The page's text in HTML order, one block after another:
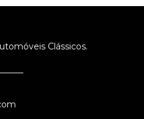
Clássicos.